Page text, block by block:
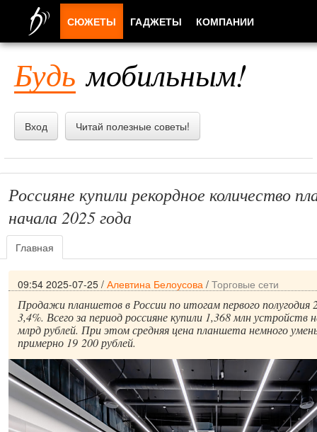
Будь мобильным!
Вход Читай полезные советы!
Россияне купили рекордное количество
начала 2025 года
Главная
09:54 2025-07-25 / Алевтина Белоусова / Торговые сети
Продажи планшетов в России по итогам первого полугодия
3,4%. Всего за период россияне купили 1,368 млн устройств
млрд рублей. При этом средняя цена планшета немного
примерно 19 200 рублей.
СЮЖЕТЫ ГАДЖЕТЫ КОМПАНИИ
ПРИЛОЖЕНИЯ